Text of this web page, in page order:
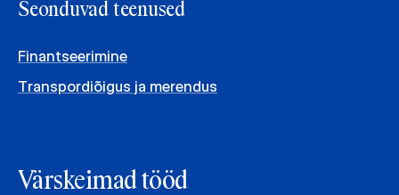
Seonduvad teenused
Finantseerimine
Transpordiõigus ja merendus
Värskeimad tööd